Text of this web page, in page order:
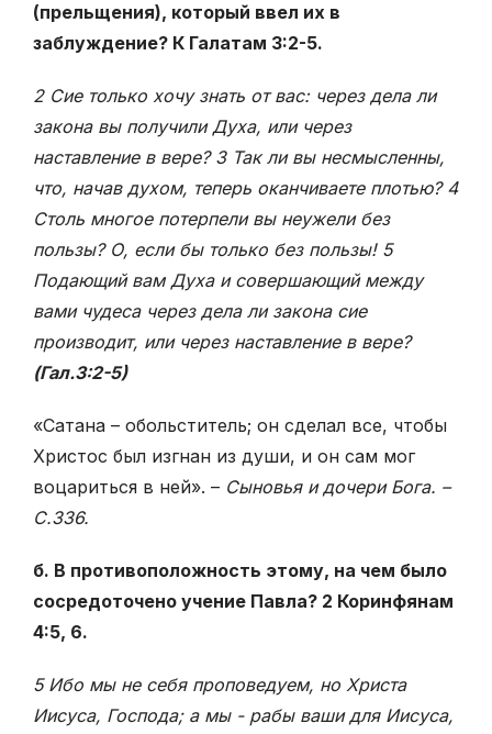
(прельщения), который ввел их в
заблуждение? К Галатам 3:2-5.
2 Сие только хочу знать от вас: через дела ли
закона вы получили Духа, или через
наставление в вере? 3 Так ли вы несмысленны,
что, начав духом, теперь оканчиваете плотью? 4
Столь многое потерпели вы неужели без
пользы? О, если бы только без пользы! 5
Подающий вам Духа и совершающий между
вами чудеса через дела ли закона сие
производит, или через наставление в вере?
(Гал.3:2-5)
«Сатана – обольститель; он сделал все, чтобы
Христос был изгнан из души, и он сам мог
воцариться в ней». – Сыновья и дочери Бога. –
С.336.
б. В противоположность этому, на чем было
сосредоточено учение Павла? 2 Коринфянам
4:5, 6.
5 Ибо мы не себя проповедуем, но Христа
Иисуса, Господа; а мы - рабы ваши для Иисуса,